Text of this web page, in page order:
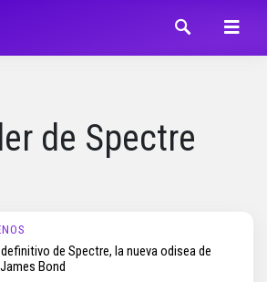
de Spectre
de Spectre, la nueva odisea de
Bond